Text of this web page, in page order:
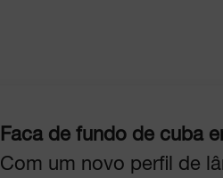
Faca de fundo de cuba
Com um novo perfil de